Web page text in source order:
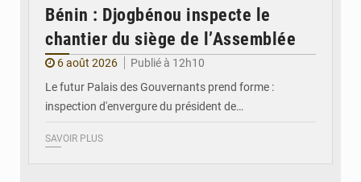
Bénin : Djogbénou inspecte le
chantier du siège de l’Assemblée
6 août 2026
Publié à 12h10
Le futur Palais des Gouvernants prend forme :
inspection d'envergure du président de…
SAVOIR PLUS